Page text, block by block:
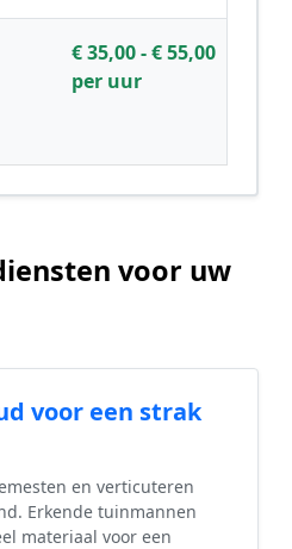
€ 35,00 - € 55,00
per uur
voor uw
voor een strak
en verticuteren
Erkende tuinmannen
materiaal voor een